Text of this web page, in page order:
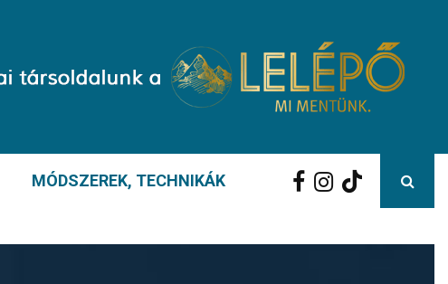
MÓDSZEREK, TECHNIKÁK